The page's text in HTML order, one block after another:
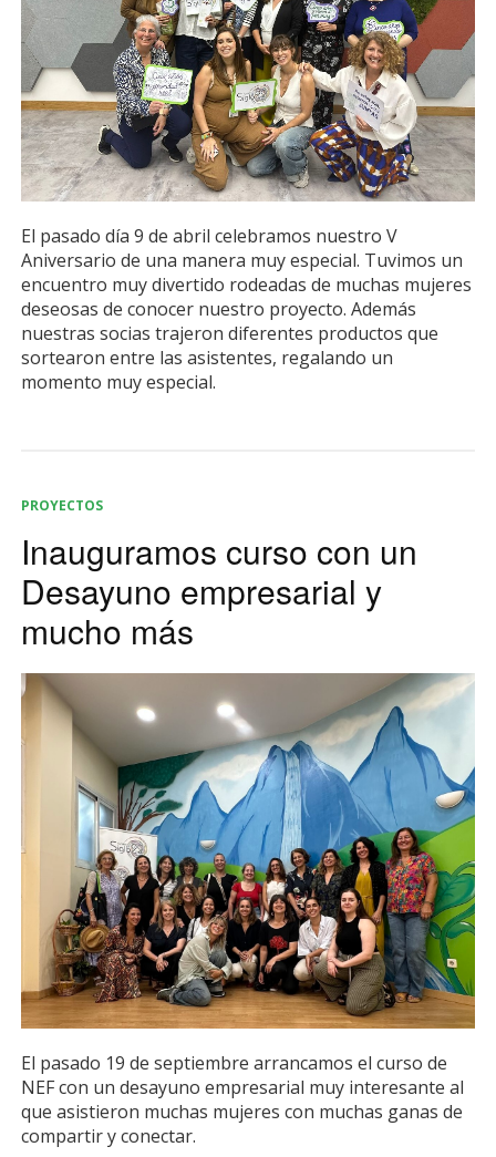
El pasado día 9 de abril celebramos nuestro V
Aniversario de una manera muy especial. Tuvimos un
encuentro muy divertido rodeadas de muchas mujeres
deseosas de conocer nuestro proyecto. Además
nuestras socias trajeron diferentes productos que
sortearon entre las asistentes, regalando un
momento muy especial.
PROYECTOS
Inauguramos curso con un
Desayuno empresarial y
mucho más
El pasado 19 de septiembre arrancamos el curso de
NEF con un desayuno empresarial muy interesante al
que asistieron muchas mujeres con muchas ganas de
compartir y conectar.